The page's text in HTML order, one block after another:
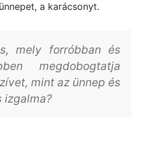
a karácsonyt.
mely forróbban és
megdobogtatja
mint az ünnep és
izgalma?